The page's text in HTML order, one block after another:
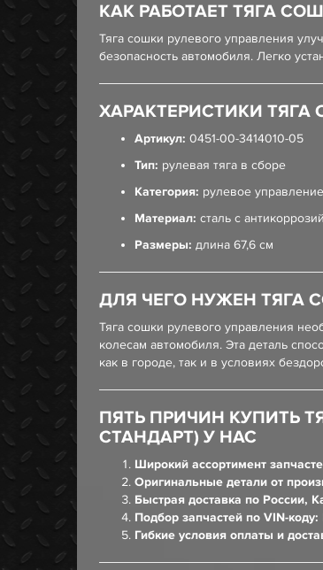
КАК РАБОТАЕТ ТЯГА
Тяга сошки рулевого управления
безопасность автомобиля. Легко
ХАРАКТЕРИСТИКИ ТЯГА
Артикул: 0451-00-3414010-05
Тип: рулевая тяга в сборе
Категория: рулевое управление
Материал: сталь с
Размеры: длина 67,6 см
ДЛЯ ЧЕГО НУЖЕН ТЯГА
Тяга сошки рулевого управления
колесам автомобиля. Эта деталь
как в городе, так и в условиях
ПЯТЬ ПРИЧИН КУПИТЬ
СТАНДАРТ) У НАС
Широкий ассортимент
Оригинальные детали от
Быстрая доставка по России,
Подбор запчастей по VIN-коду:
Гибкие условия оплаты и